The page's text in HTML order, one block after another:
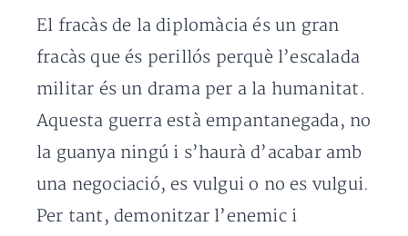
El fracàs de la diplomàcia és un gran
fracàs que és perillós perquè l’escalada
militar és un drama per a la humanitat.
Aquesta guerra està empantanegada, no
la guanya ningú i s’haurà d’acabar amb
una negociació, es vulgui o no es vulgui.
Per tant, demonitzar l’enemic i